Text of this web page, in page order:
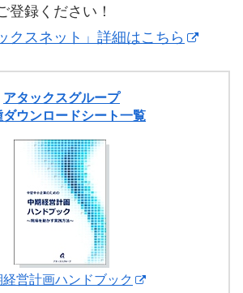
登録ください！
クスネット」詳細はこちら
アタックスグループ
ダウンロードシート一覧
経営計画ハンドブック